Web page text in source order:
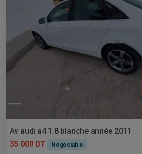
Av audi a4 1.8 blanche année 2011
35 000 DT
Négociable